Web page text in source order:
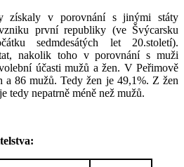
získaly v porovnání s jinými státy
první republiky (ve Švýcarsku
sedmdesátých let 20.století).
nakolik toho v porovnání s muži
účasti mužů a žen. V Peřimově
86 mužů. Tedy žen je 49,1%. Z žen
tedy nepatrně méně než mužů.